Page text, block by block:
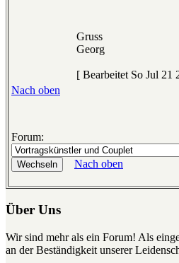
Gruss
Georg
[ Bearbeitet So Jul 21
Nach oben
Forum:
Nach oben
Über Uns
Wir sind mehr als ein Forum! Als
an der Beständigkeit unserer